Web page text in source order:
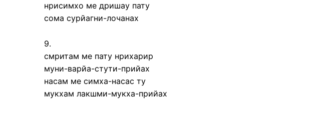
нрисимхо ме дришау пату
сома сурйагни-лочанах
9.
смритам ме пату нрихарир
муни-варйа-стути-прийах
насам ме симха-насас ту
мукхам лакшми-мукха-прийах